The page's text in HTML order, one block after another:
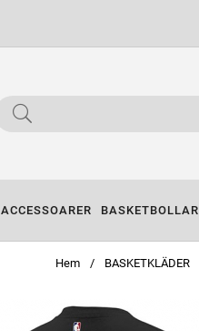
ACCESSOARER BASKETBOLLAR
Hem BASKETKLÄDER